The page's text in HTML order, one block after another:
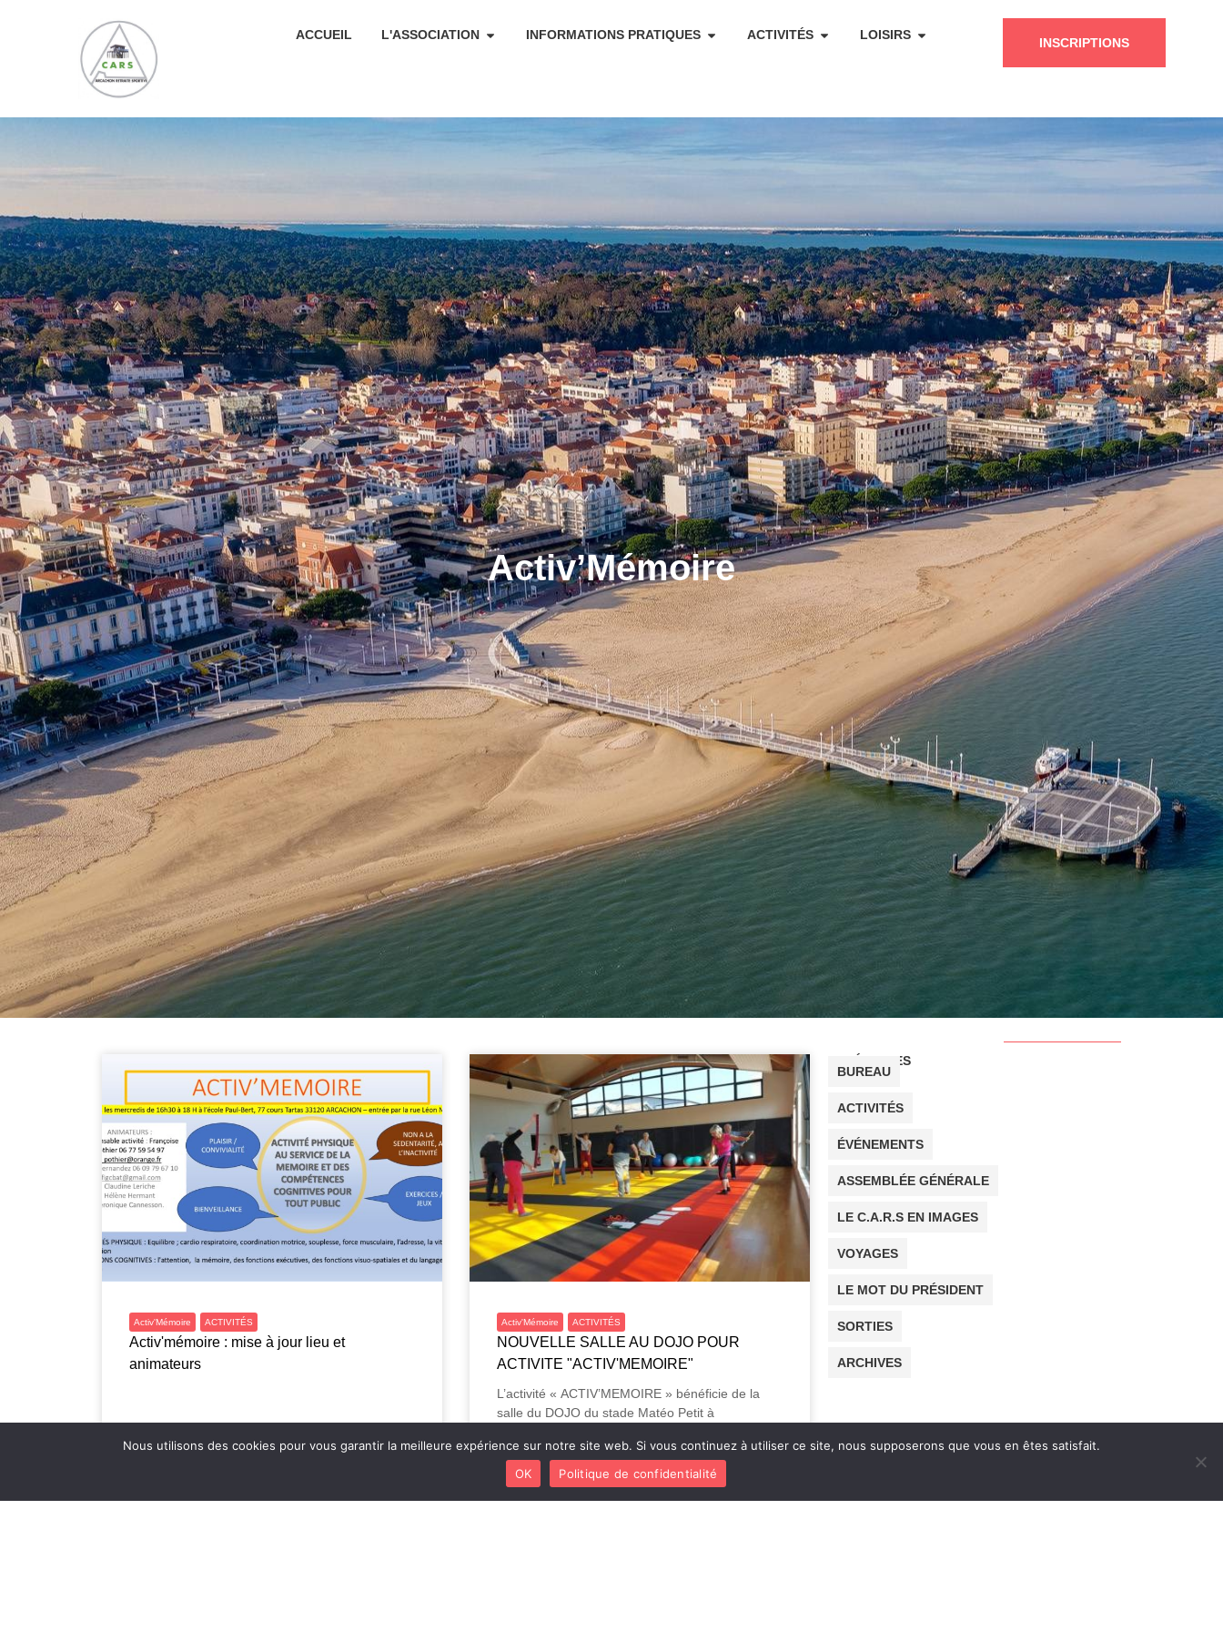
ACCUEIL L'ASSOCIATION INFORMATIONS PRATIQUES ACTIVITÉS LOISIRS
INSCRIPTIONS
Activ’Mémoire
Activ'Mémoire ACTIVITÉS
Activ'mémoire : mise à jour lieu et
animateurs
Activ'Mémoire ACTIVITÉS
NOUVELLE SALLE AU DOJO POUR
ACTIVITE "ACTIV'MEMOIRE"
L’activité « ACTIV’MEMOIRE » bénéficie de la
salle du DOJO du stade Matéo Petit à
Lire plus
CATÉGORIES
BUREAU
ACTIVITÉS
ÉVÉNEMENTS
ASSEMBLÉE GÉNÉRALE
LE C.A.R.S EN IMAGES
VOYAGES
LE MOT DU PRÉSIDENT
SORTIES
ARCHIVES
Nous utilisons des cookies pour vous garantir la meilleure expérience sur notre site web. Si vous continuez à utiliser ce site, nous supposerons que vous en êtes satisfait.
OK
Politique de confidentialité